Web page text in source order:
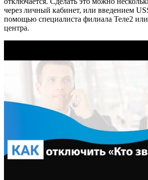
через личный кабинет, или введением
помощью специалиста филиала Теле2 или
центра.